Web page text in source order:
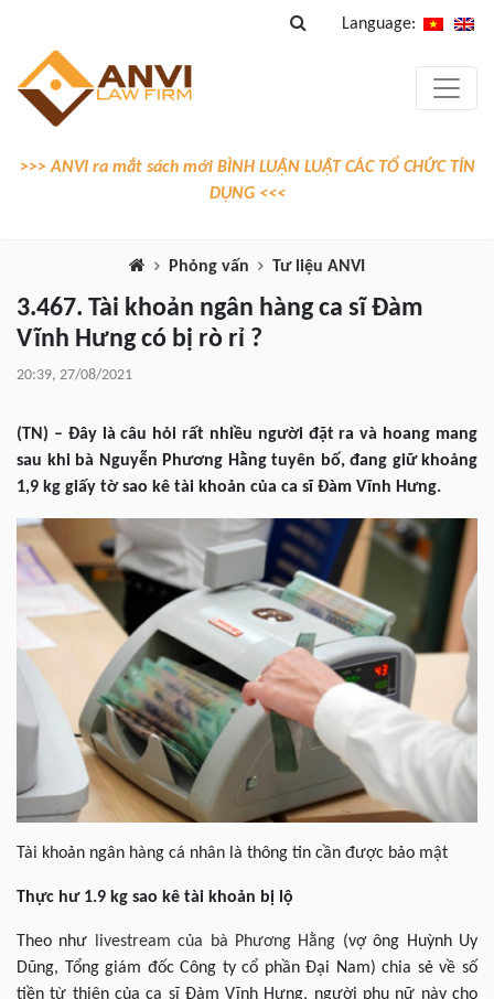
Language:
>>> ANVI ra mắt sách mới BÌNH LUẬN LUẬT CÁC TỔ CHỨC TÍN
DỤNG <<<
Phỏng vấn Tư liệu ANVI
3.467. Tài khoản ngân hàng ca sĩ Đàm
Vĩnh Hưng có bị rò rỉ ?
20:39, 27/08/2021
(TN) – Đây là câu hỏi rất nhiều người đặt ra và hoang mang
sau khi bà Nguyễn Phương Hằng tuyên bố, đang giữ khoảng
1,9 kg giấy tờ sao kê tài khoản của ca sĩ Đàm Vĩnh Hưng.
Tài khoản ngân hàng cá nhân là thông tin cần được bảo mật
Thực hư 1.9 kg sao kê tài khoản bị lộ
Theo như livestream của bà Phương Hằng (vợ ông Huỳnh Uy
Dũng, Tổng giám đốc Công ty cổ phần Đại Nam) chia sẻ về số
tiền từ thiện của ca sĩ Đàm Vĩnh Hưng, người phụ nữ này cho